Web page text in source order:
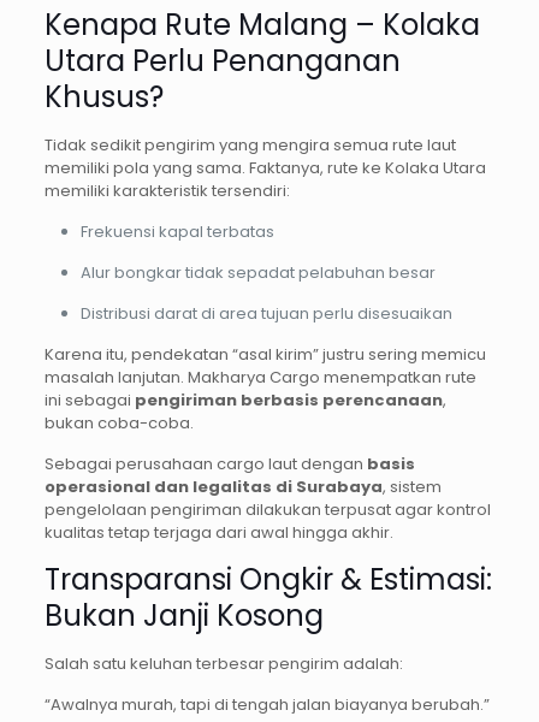
Kenapa Rute Malang – Kolaka
Utara Perlu Penanganan
Khusus?
Tidak sedikit pengirim yang mengira semua rute laut
memiliki pola yang sama. Faktanya, rute ke Kolaka Utara
memiliki karakteristik tersendiri:
Frekuensi kapal terbatas
Alur bongkar tidak sepadat pelabuhan besar
Distribusi darat di area tujuan perlu disesuaikan
Karena itu, pendekatan “asal kirim” justru sering memicu
masalah lanjutan. Makharya Cargo menempatkan rute
ini sebagai pengiriman berbasis perencanaan,
bukan coba-coba.
Sebagai perusahaan cargo laut dengan basis
operasional dan legalitas di Surabaya, sistem
pengelolaan pengiriman dilakukan terpusat agar kontrol
kualitas tetap terjaga dari awal hingga akhir.
Transparansi Ongkir & Estimasi:
Bukan Janji Kosong
Salah satu keluhan terbesar pengirim adalah:
“Awalnya murah, tapi di tengah jalan biayanya berubah.”